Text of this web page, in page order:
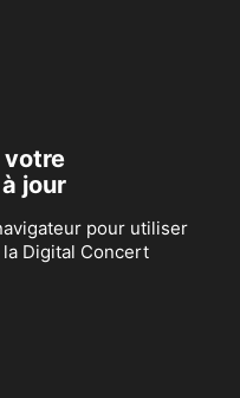
votre
jour
pour utiliser
Digital Concert